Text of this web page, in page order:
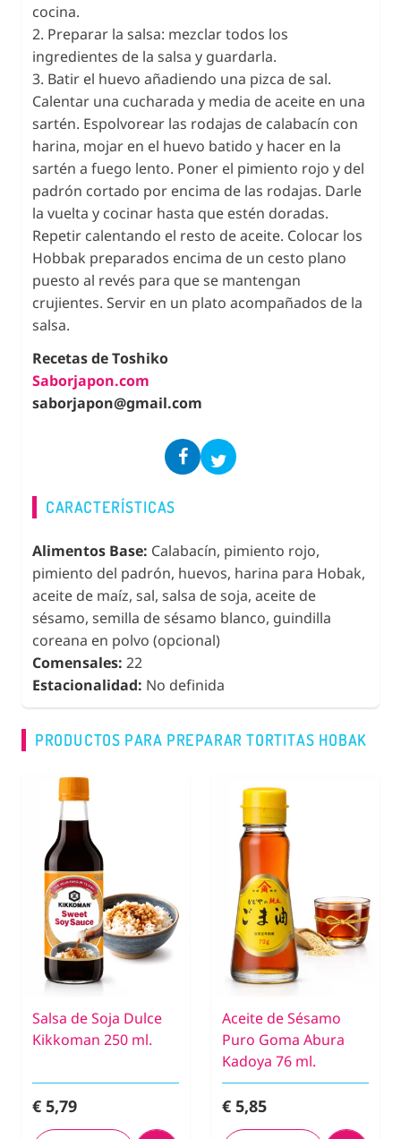
cocina.
2. Preparar la salsa: mezclar todos los
ingredientes de la salsa y guardarla.
3. Batir el huevo añadiendo una pizca de sal.
Calentar una cucharada y media de aceite en una
sartén. Espolvorear las rodajas de calabacín con
harina, mojar en el huevo batido y hacer en la
sartén a fuego lento. Poner el pimiento rojo y del
padrón cortado por encima de las rodajas. Darle
la vuelta y cocinar hasta que estén doradas.
Repetir calentando el resto de aceite. Colocar los
Hobbak preparados encima de un cesto plano
puesto al revés para que se mantengan
crujientes. Servir en un plato acompañados de la
salsa.
Recetas de Toshiko
Saborjapon.com
saborjapon@gmail.com
CARACTERÍSTICAS
Alimentos Base: Calabacín, pimiento rojo,
pimiento del padrón, huevos, harina para Hobak,
aceite de maíz, sal, salsa de soja, aceite de
sésamo, semilla de sésamo blanco, guindilla
coreana en polvo (opcional)
Comensales: 22
Estacionalidad: No definida
PRODUCTOS PARA PREPARAR TORTITAS HOBAK
Salsa de Soja Dulce
Kikkoman 250 ml.
€ 5,79
Aceite de Sésamo
Puro Goma Abura
Kadoya 76 ml.
€ 5,85